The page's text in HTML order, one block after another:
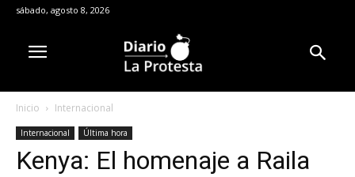
sábado, agosto 8, 2026
Inicio Internacional
Internacional Última hora
Kenya: El homenaje a Raila